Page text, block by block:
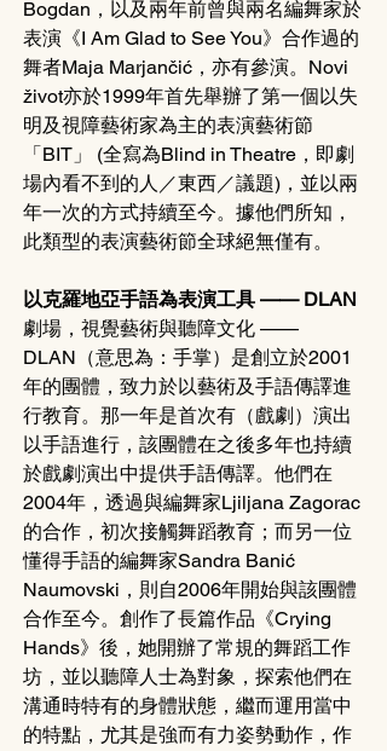
Bogdan，以及兩年前曾與兩名編舞家於
表演《I Am Glad to See You》合作過的
舞者Maja Marjančić，亦有參演。Novi
život亦於1999年首先舉辦了第一個以失
明及視障藝術家為主的表演藝術節
「BIT」 (全寫為Blind in Theatre，即劇
場內看不到的人／東西／議題)，並以兩
年一次的方式持續至今。據他們所知，
此類型的表演藝術節全球絕無僅有。
以克羅地亞手語為表演工具 —— DLAN
劇場，視覺藝術與聽障文化 ——
DLAN（意思為：手掌）是創立於2001
年的團體，致力於以藝術及手語傳譯進
行教育。那一年是首次有（戲劇）演出
以手語進行，該團體在之後多年也持續
於戲劇演出中提供手語傳譯。他們在
2004年，透過與編舞家Ljiljana Zagorac
的合作，初次接觸舞蹈教育；而另一位
懂得手語的編舞家Sandra Banić
Naumovski，則自2006年開始與該團體
合作至今。創作了長篇作品《Crying
Hands》後，她開辦了常規的舞蹈工作
坊，並以聽障人士為對象，探索他們在
溝通時特有的身體狀態，繼而運用當中
的特點，尤其是強而有力姿勢動作，作